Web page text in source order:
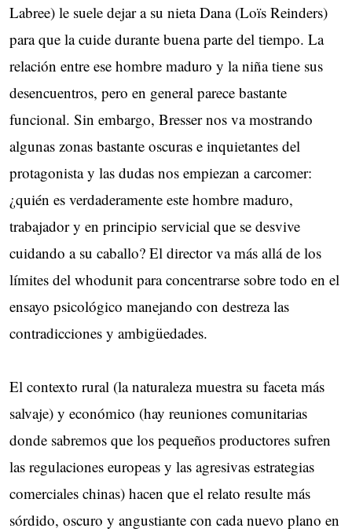
Labree) le suele dejar a su nieta Dana (Loïs Reinders)
para que la cuide durante buena parte del tiempo. La
relación entre ese hombre maduro y la niña tiene sus
desencuentros, pero en general parece bastante
funcional. Sin embargo, Bresser nos va mostrando
algunas zonas bastante oscuras e inquietantes del
protagonista y las dudas nos empiezan a carcomer:
¿quién es verdaderamente este hombre maduro,
trabajador y en principio servicial que se desvive
cuidando a su caballo? El director va más allá de los
límites del whodunit para concentrarse sobre todo en el
ensayo psicológico manejando con destreza las
contradicciones y ambigüedades.
El contexto rural (la naturaleza muestra su faceta más
salvaje) y económico (hay reuniones comunitarias
donde sabremos que los pequeños productores sufren
las regulaciones europeas y las agresivas estrategias
comerciales chinas) hacen que el relato resulte más
sórdido, oscuro y angustiante con cada nuevo plano en